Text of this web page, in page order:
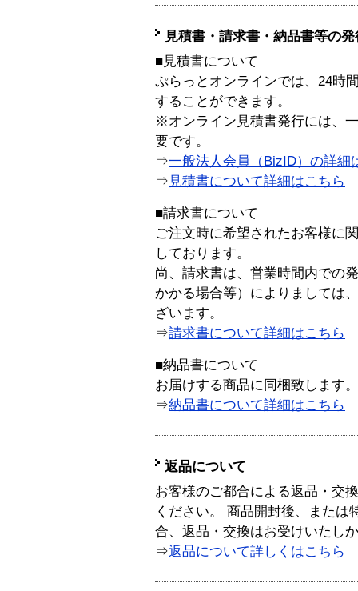
見積書・請求書・納品書等の
■見積書について
ぷらっとオンラインでは、24時
することができます。
※オンライン見積書発行には、
要です。
⇒一般法人会員（BizID）の詳細
⇒ 見積書について詳細はこちら
■請求書について
ご注文時に希望されたお客様に
しております。
尚、請求書は、営業時間内での
かかる場合等）によりましては
ざいます。
⇒請求書について詳細はこちら
■納品書について
お届けする商品に同梱致します。
⇒納品書について詳細はこちら
返品について
お客様のご都合による返品・交
ください。 商品開封後、または
合、返品・交換はお受けいたし
⇒返品について詳しくはこちら